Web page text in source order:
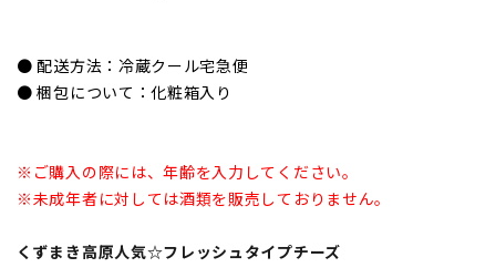
● 配送方法：冷蔵クール宅急便
● 梱包について：化粧箱入り
※ご購入の際には、年齢を入力してください。
※未成年者に対しては酒類を販売しておりません。
くずまき高原人気☆フレッシュタイプチーズ